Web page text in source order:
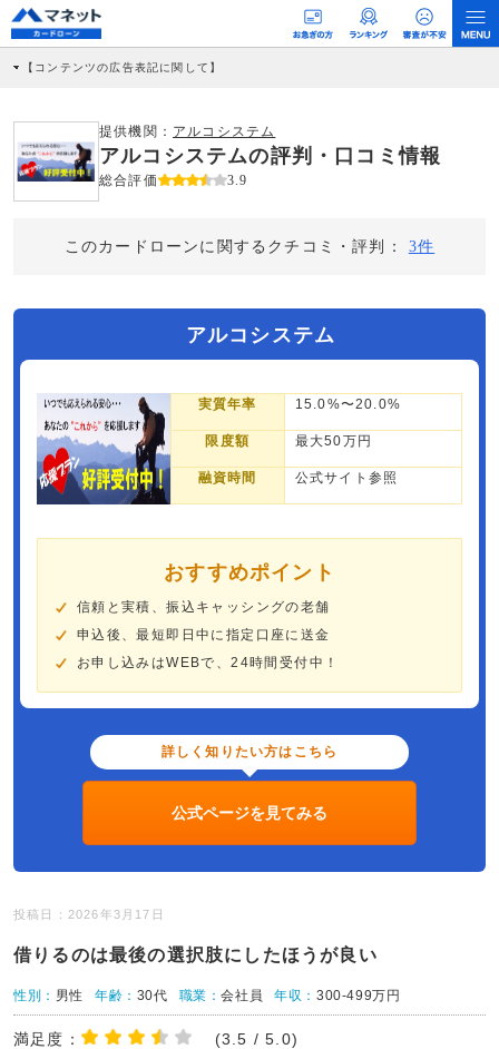
【コンテンツの広告表記に関して】
社に対して企業から紹介報酬が支払われるという収益モデルです。 ただし、特定の
商品を根拠なくPRするものではなく、当編集部の調査／ユーザーへの口コミ収集な
どに基づき、公平性を担保した情報提供を行っています。
>提携企業一覧
提供機関： アルコシステム
アルコシステムの評判・口コミ情報
総合評価 3.9
このカードローンに関するクチコミ・評判： 3件
アルコシステム
実質年率 15.0%〜20.0%
限度額 最大50万円
融資時間 公式サイト参照
おすすめポイント
信頼と実積、振込キャッシングの老舗
申込後、最短即日中に指定口座に送金
お申し込みはWEBで、24時間受付中！
詳しく知りたい方はこちら
公式ページを見てみる
投稿日：2026年3月17日
借りるのは最後の選択肢にしたほうが良い
性別： 男性 年齢： 30代 職業：会社員 年収：300-499万円
満足度： (3.5 / 5.0)